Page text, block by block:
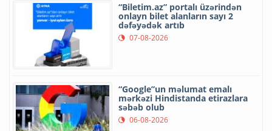
“Biletim.az” portalı üzərindən
onlayn bilet alanların sayı 2
dəfəyədək artıb
07-08-2026
“Google”un məlumat emalı
mərkəzi Hindistanda etirazlara
səbəb olub
06-08-2026